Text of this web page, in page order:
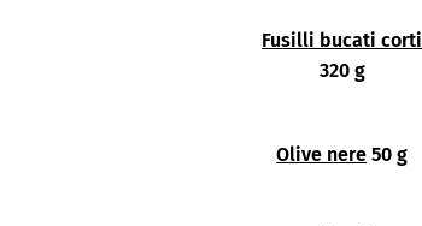
Fusilli bucati corti
320 g
Olive nere 50 g